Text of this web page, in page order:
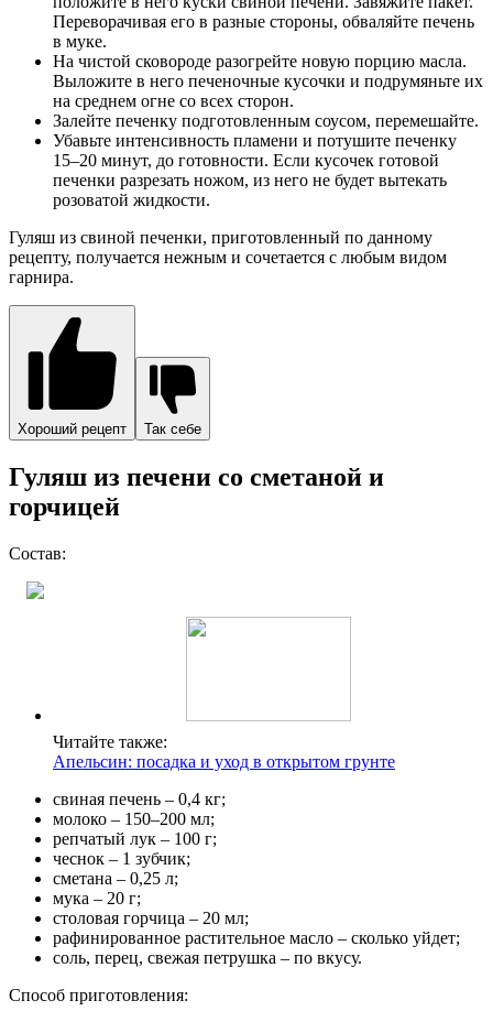
Переворачивая его в разные стороны, обваляйте печень
в муке.
На чистой сковороде разогрейте новую порцию масла.
Выложите в него печеночные кусочки и подрумяньте их
на среднем огне со всех сторон.
Залейте печенку подготовленным соусом, перемешайте.
Убавьте интенсивность пламени и потушите печенку
15–20 минут, до готовности. Если кусочек готовой
печенки разрезать ножом, из него не будет вытекать
розоватой жидкости.
Гуляш из свиной печенки, приготовленный по данному
рецепту, получается нежным и сочетается с любым видом
гарнира.
Хороший рецепт Так себе
Гуляш из печени со сметаной и
горчицей
Состав:
Читайте также:
Апельсин: посадка и уход в открытом грунте
свиная печень – 0,4 кг;
молоко – 150–200 мл;
репчатый лук – 100 г;
чеснок – 1 зубчик;
сметана – 0,25 л;
мука – 20 г;
столовая горчица – 20 мл;
рафинированное растительное масло – сколько уйдет;
соль, перец, свежая петрушка – по вкусу.
Способ приготовления: